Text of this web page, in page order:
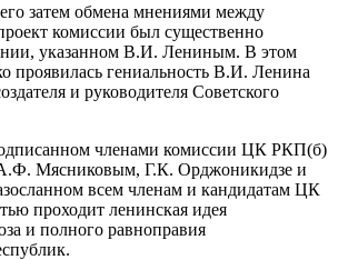
затем обмена мнениями между
комиссии был существенно
указанном В.И. Лениным. В этом
проявилась гениальность В.И. Ленина
и руководителя Советского
членами комиссии ЦК РКП(б)
Мясниковым, Г.К. Орджоникидзе и
всем членам и кандидатам ЦК
проходит ленинская идея
и полного равноправия